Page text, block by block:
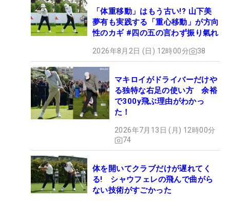
「体重移動」はもう古い!? 山下美
夢有も実践する「重心移動」が方向
性のカギ #四の五の言わず振り氣れ
2026年8月2日 (日) 12時00分 38
マキロイがドライバーだけや
る独特な右足の使い方 余裕
で300y飛ぶ理由がわかっ
た！
2026年7月13日 (月) 12時00分
74
体を開いてクラブだけが遅れてく
る! シャウフェレの飛んで曲がら
ない技術がすごかった